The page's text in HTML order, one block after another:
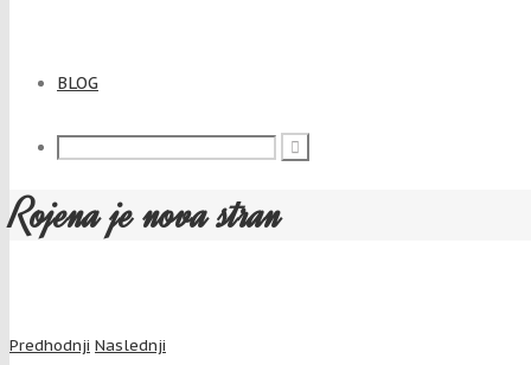
BLOG
Rojena je nova stran
Predhodnji Naslednji